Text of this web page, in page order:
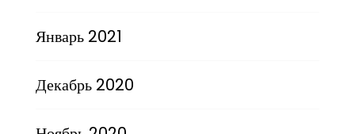
Январь 2021
Декабрь 2020